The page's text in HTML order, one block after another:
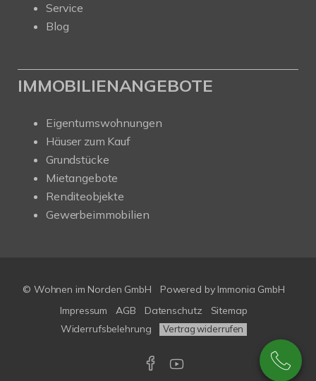
Service
Blog
IMMOBILIENANGEBOTE
Eigentumswohnungen
Häuser zum Kauf
Grundstücke
Mietangebote
Renditeobjekte
Gewerbeimmobilien
© Wohnen im Norden GmbH Powered by Immonia GmbH
Impressum
AGB Datenschutz
Sitemap
Widerrufsbelehrung
Vertrag widerrufen